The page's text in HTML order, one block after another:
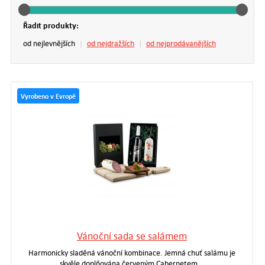
Řadit produkty:
od nejlevnějších | od nejdražších | od nejprodávanějších
Vyrobeno v Evropě
Vánoční sada se salámem
Harmonicky sladěná vánoční kombinace. Jemná chuť salámu je